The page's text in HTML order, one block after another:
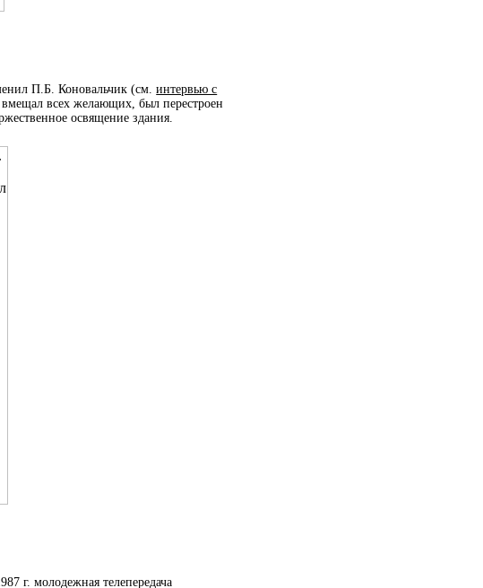
П.Б. Коновальчик (см.интервью с
всех желающих, был перестроен
освящение здания.
г. молодежная телепередача